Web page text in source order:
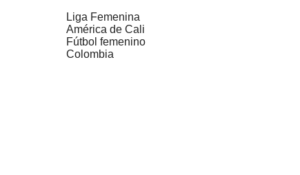
Liga Femenina
América de Cali
Fútbol femenino
Colombia